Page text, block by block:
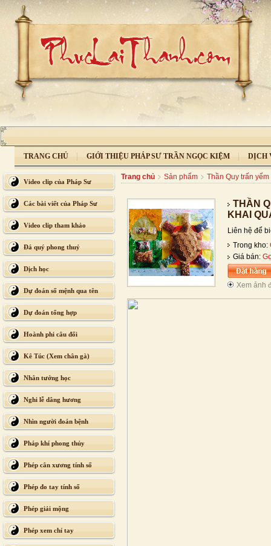
TRANG CHỦ GIỚI THIỆU PHÁP SƯ TRẦN NGỌC KIỆM DỊCH
Video clip của Pháp Sư
Các bài viết của Pháp Sư
Video clip tham khảo
Đá quý phong thuỷ
Dịch học
Dự đoán số mệnh qua tên
Dự đoán tổng hợp
Hoành phi câu đối
Kê Túc (Xem chân gà)
Nhân tướng học
Nghi lễ dâng hương
Nhìn người đoán bệnh
Pháp khí phong thủy
Phép cân xương tính số
Phép đo tay tính số
Phép giải mộng
Phép xem chỉ tay
Trang chủ Sản phẩm Thần Quy trấn
THẦN
KHAI
Liên hệ để
Trong kho:
Giá bán:
Xem ảnh